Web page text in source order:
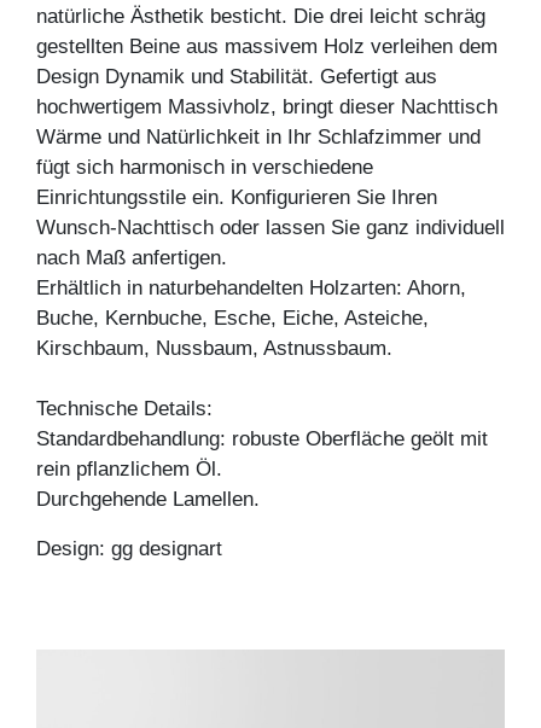
natürliche Ästhetik besticht. Die drei leicht schräg
gestellten Beine aus massivem Holz verleihen dem
Design Dynamik und Stabilität. Gefertigt aus
hochwertigem Massivholz, bringt dieser Nachttisch
Wärme und Natürlichkeit in Ihr Schlafzimmer und
fügt sich harmonisch in verschiedene
Einrichtungsstile ein. Konfigurieren Sie Ihren
Wunsch-Nachttisch oder lassen Sie ganz individuell
nach Maß anfertigen.
Erhältlich in naturbehandelten Holzarten: Ahorn,
Buche, Kernbuche, Esche, Eiche, Asteiche,
Kirschbaum, Nussbaum, Astnussbaum.
Technische Details:
Standardbehandlung: robuste Oberfläche geölt mit
rein pflanzlichem Öl.
Durchgehende Lamellen.
Design: gg designart